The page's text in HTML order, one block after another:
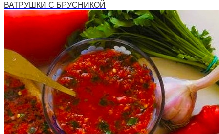
ВАТРУШКИ С БРУСНИКОЙ